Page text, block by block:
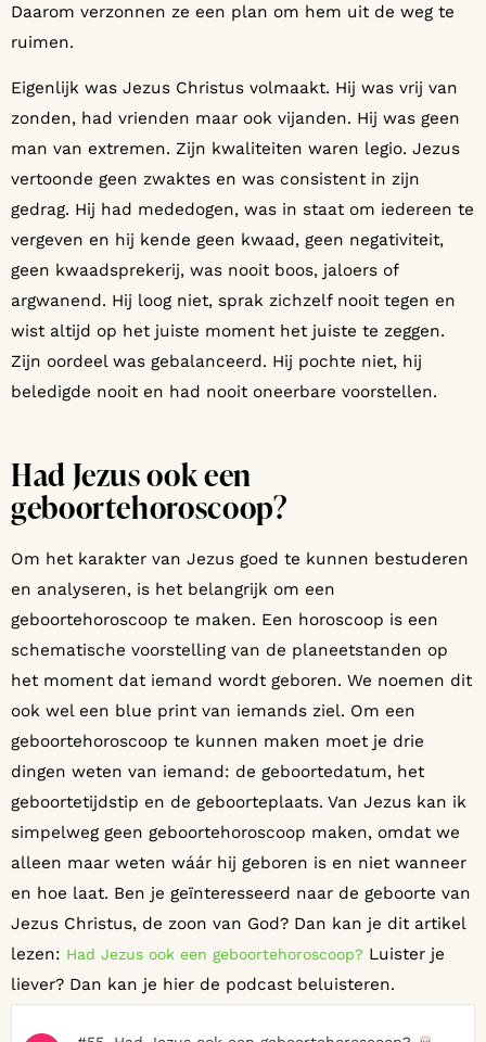
Daarom verzonnen ze een plan om hem uit de weg te
ruimen.
Eigenlijk was Jezus Christus volmaakt. Hij was vrij van
zonden, had vrienden maar ook vijanden. Hij was geen
man van extremen. Zijn kwaliteiten waren legio. Jezus
vertoonde geen zwaktes en was consistent in zijn
gedrag. Hij had mededogen, was in staat om iedereen te
vergeven en hij kende geen kwaad, geen negativiteit,
geen kwaadsprekerij, was nooit boos, jaloers of
argwanend. Hij loog niet, sprak zichzelf nooit tegen en
wist altijd op het juiste moment het juiste te zeggen.
Zijn oordeel was gebalanceerd. Hij pochte niet, hij
beledigde nooit en had nooit oneerbare voorstellen.
Had Jezus ook een
geboortehoroscoop?
Om het karakter van Jezus goed te kunnen bestuderen
en analyseren, is het belangrijk om een
geboortehoroscoop te maken. Een horoscoop is een
schematische voorstelling van de planeetstanden op
het moment dat iemand wordt geboren. We noemen dit
ook wel een blue print van iemands ziel. Om een
geboortehoroscoop te kunnen maken moet je drie
dingen weten van iemand: de geboortedatum, het
geboortetijdstip en de geboorteplaats. Van Jezus kan ik
simpelweg geen geboortehoroscoop maken, omdat we
alleen maar weten wáár hij geboren is en niet wanneer
en hoe laat. Ben je geïnteresseerd naar de geboorte van
Jezus Christus, de zoon van God? Dan kan je dit artikel
lezen: Had Jezus ook een geboortehoroscoop? Luister je
liever? Dan kan je hier de podcast beluisteren.